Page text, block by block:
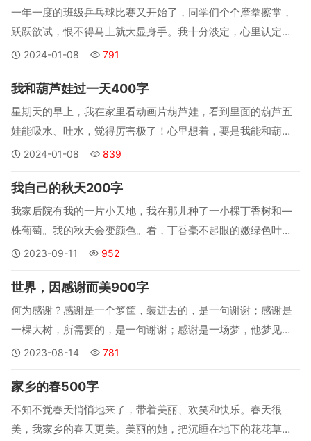
下待的时间很长了...
一年一度的班级乒乓球比赛又开始了，同学们个个摩拳擦掌，
跃跃欲试，恨不得马上就大显身手。我十分淡定，心里认定今
年的冠军非我莫属，因为在上届比赛中，我发现各路豪杰都是
为师父，经常让我当他们的指导教练。所以，我这个教练对这
次比赛的第一名自然是志在必得...
2024-01-08 791
我和葫芦娃过一天400字
星期天的早上，我在家里看动画片葫芦娃，看到里面的葫芦五
娃能吸水、吐水，觉得厉害极了！心里想着，要是我能和葫芦
五娃学会这个本领，那该有多好哇！突然，动画片里的葫芦五
我，但是要我带他到人间玩一天。于是我就带领着五娃出门
了...
2024-01-08 839
我自己的秋天200字
我家后院有我的一片小天地，我在那儿种了一小棵丁香树和—
株葡萄。我的秋天会变颜色。看，丁香毫不起眼的嫩绿色叶子
到了初秋，就变成了深绿色。它绿得那么浓郁，定睛看去是那
只手上面托着一个大大的球。深秋还没到，我想象着它的叶子
应该是金黄色的，在...
2023-09-11 952
世界，因感谢而美900字
何为感谢？感谢是一个箩筐，装进去的，是一句谢谢；感谢是
一棵大树，所需要的，是一句谢谢；感谢是一场梦，他梦见
的，是一句谢谢……从古至今，每个人，都应该学会感谢。世
有因为，父母生下我们就需要感谢。而且，我们的父母还要每
天起...
2023-08-14 781
家乡的春500字
不知不觉春天悄悄地来了，带着美丽、欢笑和快乐。春天很
美，我家乡的春天更美。美丽的她，把沉睡在地下的花花草草